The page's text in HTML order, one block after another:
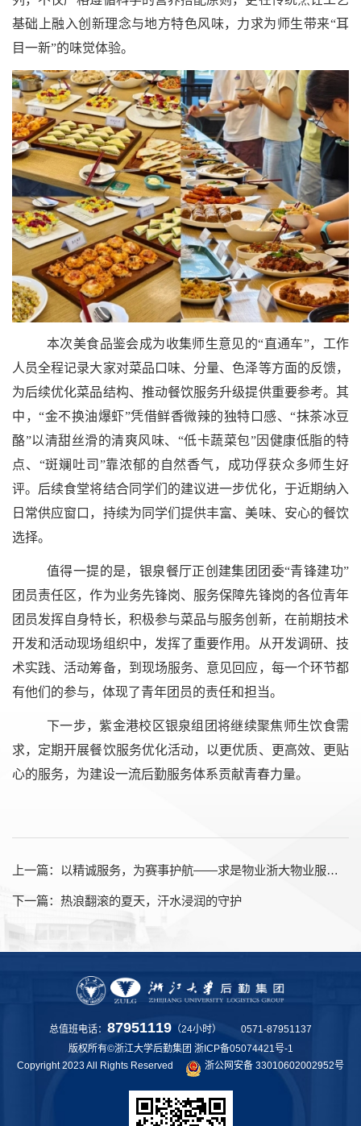
基础上融入创新理念与地方特色风味，力求为师生带来“耳
目一新”的味觉体验。
本次美食品鉴会成为收集师生意见的“直通车”，工作
人员全程记录大家对菜品口味、分量、色泽等方面的反馈，
为后续优化菜品结构、推动餐饮服务升级提供重要参考。其
中，“金不换油爆虾”凭借鲜香微辣的独特口感、“抹茶冰豆
酪”以清甜丝滑的清爽风味、“低卡蔬菜包”因健康低脂的特
点、“斑斓吐司”靠浓郁的自然香气，成功俘获众多师生好
评。后续食堂将结合同学们的建议进一步优化，于近期纳入
日常供应窗口，持续为同学们提供丰富、美味、安心的餐饮
选择。
值得一提的是，银泉餐厅正创建集团团委“青锋建功”
团员责任区，作为业务先锋岗、服务保障先锋岗的各位青年
团员发挥自身特长，积极参与菜品与服务创新，在前期技术
开发和活动现场组织中，发挥了重要作用。从开发调研、技
术实践、活动筹备，到现场服务、意见回应，每一个环节都
有他们的参与，体现了青年团员的责任和担当。
下一步，紫金港校区银泉组团将继续聚焦师生饮食需
求，定期开展餐饮服务优化活动，以更优质、更高效、更贴
心的服务，为建设一流后勤服务体系贡献青春力量。
上一篇： 以精诚服务，为赛事护航——求是物业浙大物业服务中心玉泉校区分中心全力保障全国大学生物联网设计竞赛
下一篇： 热浪翻滚的夏天，汗水浸润的守护
总值班电话： 87951119 （24小时） 0571-87951137
版权所有©浙江大学后勤集团 浙ICP备05074421号-1
Copyright 2023 All Rights Reserved
浙公网安备 33010602002952号